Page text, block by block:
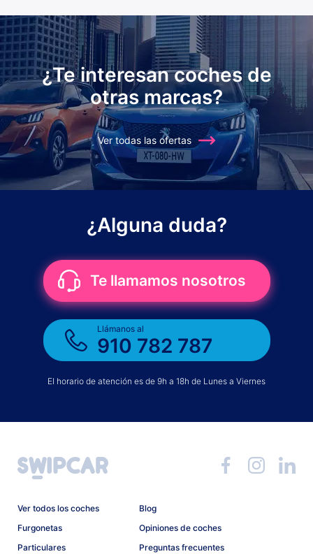
¿Te interesan coches de
otras marcas?
Ver todas las ofertas
¿Alguna duda?
Te llamamos nosotros
Llámanos al
910 782 787
El horario de atención es de 9h a 18h de Lunes a Viernes
Ver todos los coches
Furgonetas
Particulares
Blog
Opiniones de coches
Preguntas frecuentes